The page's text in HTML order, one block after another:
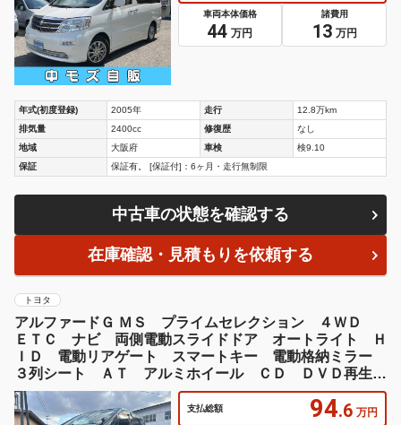
車両本体価格
44 万円
諸費用
13 万円
年式(初度登録) 2005年 走行
12.8万km
排気量
2400cc 修復歴
なし
地域
大阪府 車検
検9.10
保証
保証有。 [保証付]：6ヶ月・走行無制限
中古車の状態を確認する
在庫確認・見積もりを依頼する
トヨタ
アルファードＧ ＭＳ プライムセレクション ４ＷＤ
ＥＴＣ ナビ 両側電動スライドドア オートライト Ｈ
ＩＤ 電動リアゲート スマートキー 電動格納ミラー
３列シート ＡＴ アルミホイール ＣＤ ＤＶＤ再生
ミュージックプレイヤー接続可
支払総額 94.6 万円